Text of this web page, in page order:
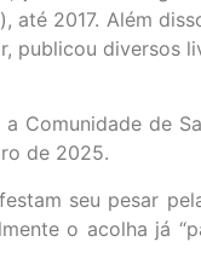
até 2017. Além
publicou diversos
Comunidade de
de 2025.
seu pesar
o acolha já